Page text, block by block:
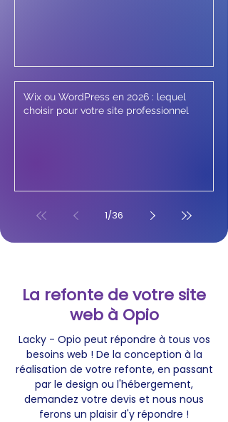
Wix ou WordPress en 2026 : lequel
choisir pour votre site professionnel
1/36
La refonte de votre site
web à Opio
Lacky - Opio peut répondre à tous vos
besoins web ! De la conception à la
réalisation de votre refonte, en passant
par le design ou l'hébergement,
demandez votre devis et nous nous
ferons un plaisir d'y répondre !